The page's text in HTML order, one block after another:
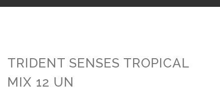
TRIDENT SENSES TROPICAL
MIX 12 UN